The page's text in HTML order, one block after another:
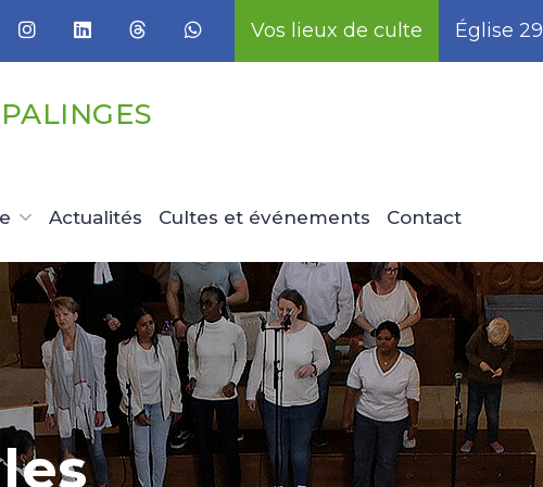
Vos lieux de culte Église 29
Actualités Cultes et événements Contact
cultes